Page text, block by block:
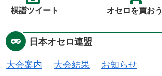
棋譜ツイート オセロを買おう
日本オセロ連盟
大会案内 大会結果
お知らせ